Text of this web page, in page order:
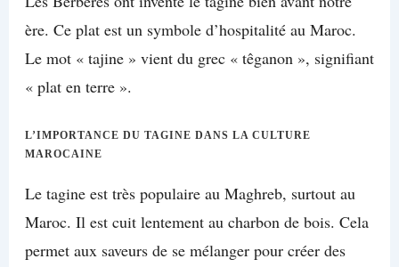
ère. Ce plat est un symbole d’hospitalité au Maroc.
Le mot « tajine » vient du grec « têganon », signifiant
« plat en terre ».
L’IMPORTANCE DU TAGINE DANS LA CULTURE
MAROCAINE
Le tagine est très populaire au Maghreb, surtout au
Maroc. Il est cuit lentement au charbon de bois. Cela
permet aux saveurs de se mélanger pour créer des